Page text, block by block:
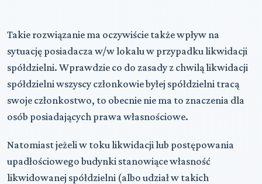
Takie rozwiązanie ma oczywiście także wpływ na
sytuację posiadacza w/w lokalu w przypadku likwidacji
spółdzielni. Wprawdzie co do zasady z chwilą likwidacji
spółdzielni wszyscy członkowie byłej spółdzielni tracą
swoje członkostwo, to obecnie nie ma to znaczenia dla
osób posiadających prawa własnościowe.
Natomiast jeżeli w toku likwidacji lub postępowania
upadłościowego budynki stanowiące własność
likwidowanej spółdzielni (albo udział w takich